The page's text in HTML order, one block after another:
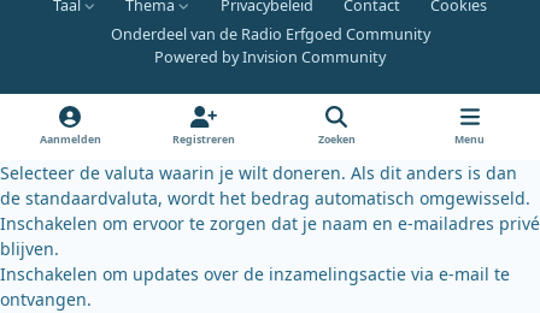
c
e
k
u
u
k
y
Taal Thema Privacybeleid Contact
Cookies
Onderdeel van de Radio Erfgoed Community
Powered byInvision Community
Aanmelden Registreren Zoeken Menu
Selecteer de valuta waarin je wilt doneren. Als dit anders is dan
de standaardvaluta, wordt het bedrag automatisch omgewisseld.
Inschakelen om ervoor te zorgen dat je naam en e-mailadres privé
blijven.
Inschakelen om updates over de inzamelingsactie via e-mail te
ontvangen.